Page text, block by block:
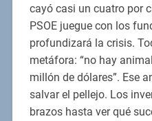
cayó casi un cuatro por
PSOE juegue con los
profundizará la crisis.
metáfora: “no hay
millón de dólares”. Ese
salvar el pellejo. Los
brazos hasta ver qué